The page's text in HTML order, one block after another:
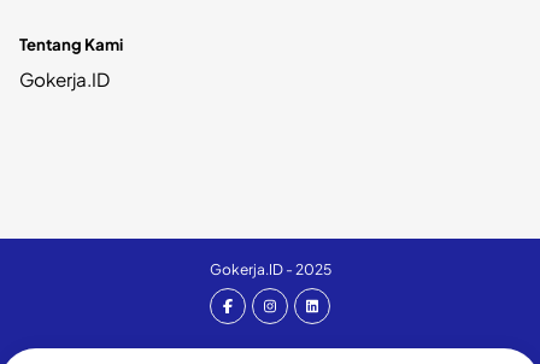
Tentang Kami
Gokerja.ID
Gokerja.ID - 2025